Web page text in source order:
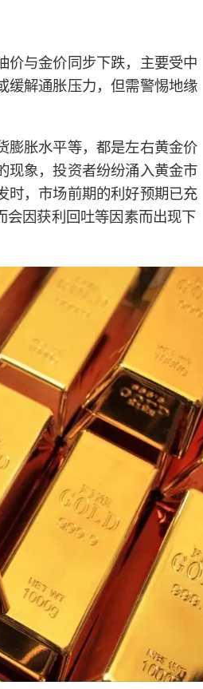
价与金价同步下跌，主要受中
缓解通胀压力，但需警惕地缘
膨胀水平等，都是左右黄金价
现象，投资者纷纷涌入黄金市
时，市场前期的利好预期已充
会因获利回吐等因素而出现下